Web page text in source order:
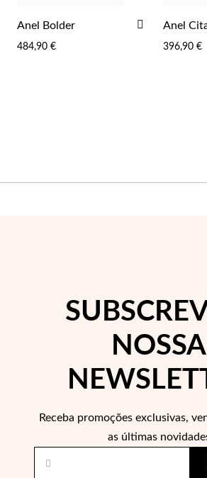
Anel Bolder
484,90 €
ADICIONAR
FAVORITOS
Anel
396,90 €
NOSSA
Receba promoções exclusivas,
as últimas